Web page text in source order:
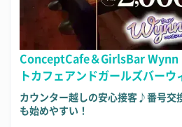
ConceptCafe＆GirlsBar Wynn
トカフェアンドガールズバーウ
カウンター越しの安心接客♪番号交
も始めやすい！